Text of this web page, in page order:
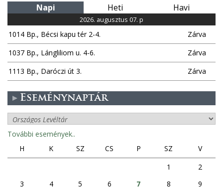
Napi Heti Havi
2026. augusztus 07. p
1014 Bp., Bécsi kapu tér 2-4.
Zárva
1037 Bp., Lángliliom u. 4-6.
Zárva
1113 Bp., Daróczi út 3.
Zárva
Eseménynaptár
További események..
H
K SZ CS P SZ
V
1
2
3
4 5 6 7 8
9